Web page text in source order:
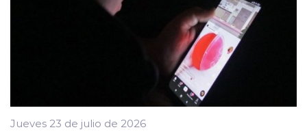
Jueves 23 de julio de 2026